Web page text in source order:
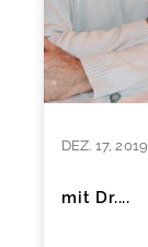
DEZ. 17, 2019
mit Dr....